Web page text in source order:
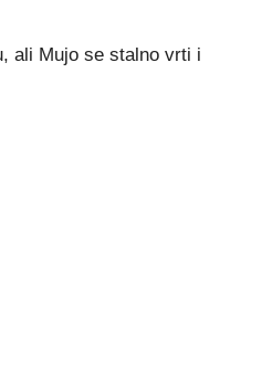
ali Mujo se stalno vrti i